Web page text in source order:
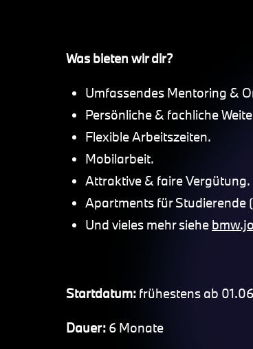
Was bieten wir dir?
Umfassendes Mentoring &
Persönliche & fachliche
Flexible Arbeitszeiten.
Mobilarbeit.
Attraktive & faire Vergütung.
Apartments für Studierende
Und vieles mehr siehe
Startdatum: frühestens ab
Dauer: 6 Monate